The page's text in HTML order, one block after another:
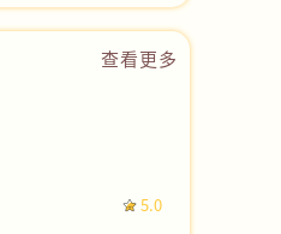
及时带猫咪去宠物医
措施，彻底解决猫咪
查看更多
5.0